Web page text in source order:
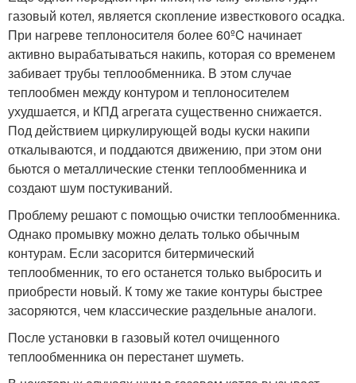
газовый котел, является скопление известкового осадка.
При нагреве теплоносителя более 60ºC начинает
активно вырабатываться накипь, которая со временем
забивает трубы теплообменника. В этом случае
теплообмен между контуром и теплоносителем
ухудшается, и КПД агрегата существенно снижается.
Под действием циркулирующей воды куски накипи
откалываются, и поддаются движению, при этом они
бьются о металлические стенки теплообменника и
создают шум постукиваний.
Проблему решают с помощью очистки теплообменника.
Однако промывку можно делать только обычным
контурам. Если засорится битермический
теплообменник, то его останется только выбросить и
приобрести новый. К тому же такие контуры быстрее
засоряются, чем классические раздельные аналоги.
После установки в газовый котел очищенного
теплообменника он перестанет шуметь.